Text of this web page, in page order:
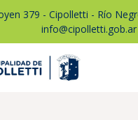
379 - Cipolletti - Río
info@cipolletti.gob.ar